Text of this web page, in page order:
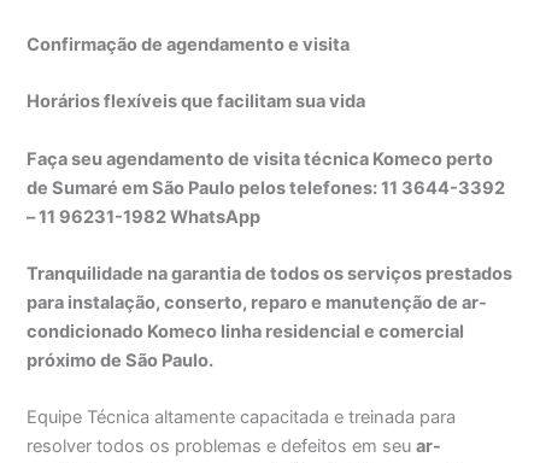
Confirmação de agendamento e visita
Horários flexíveis que facilitam sua vida
Faça seu agendamento de visita técnica Komeco perto
de Sumaré em São Paulo pelos telefones: 11 3644-3392
– 11 96231-1982 WhatsApp
Tranquilidade na garantia de todos os serviços prestados
para instalação, conserto, reparo e manutenção de ar-
condicionado Komeco linha residencial e comercial
próximo de São Paulo.
Equipe Técnica altamente capacitada e treinada para
resolver todos os problemas e defeitos em seuar-